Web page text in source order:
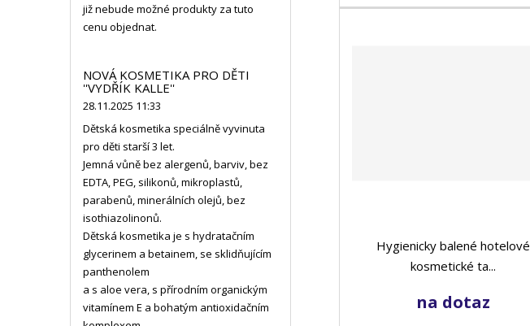
Hygienicky balené hotelové
kosmetické ta...
na dotaz
již nebude možné produkty za tuto
cenu objednat.
NOVÁ KOSMETIKA PRO DĚTI
''VYDŘÍK KALLE''
28.11.2025 11:33
Dětská kosmetika speciálně vyvinuta
pro děti starší 3 let.
Jemná vůně bez alergenů, barviv, bez
EDTA, PEG, silikonů, mikroplastů,
parabenů, minerálních olejů, bez
isothiazolinonů.
Dětská kosmetika je s hydratačním
glycerinem a betainem, se sklidňujícím
panthenolem
a s aloe vera, s přírodním organickým
vitamínem E a bohatým antioxidačním